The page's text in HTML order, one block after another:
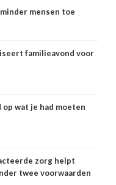
mensen toe
familieavond voor
op wat je had moeten
zorg helpt
twee voorwaarden